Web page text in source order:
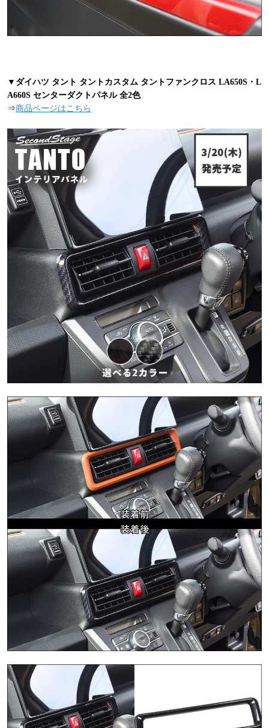
▼ダイハツ タント タントカスタム タントファンクロス LA650S・L
A660S センターダクトパネル 全2色
⇒商品ページはこちら